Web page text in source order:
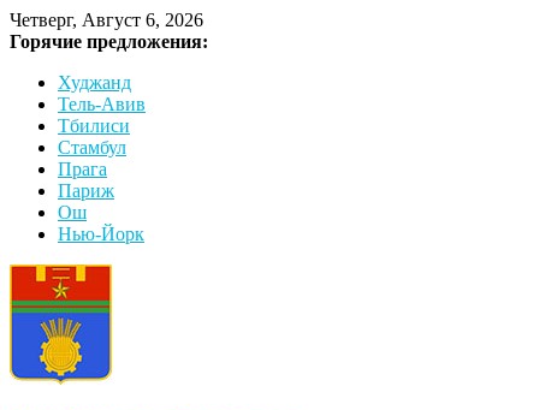
Четверг, Август 6, 2026
Горячие предложения:
Худжанд
Тель-Авив
Тбилиси
Стамбул
Прага
Париж
Ош
Нью-Йорк